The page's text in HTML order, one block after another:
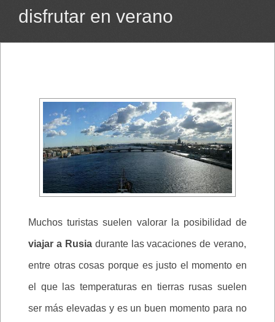
disfrutar en verano
Muchos turistas suelen valorar la posibilidad de
viajar a Rusia durante las vacaciones de verano,
entre otras cosas porque es justo el momento en
el que las temperaturas en tierras rusas suelen
ser más elevadas y es un buen momento para no